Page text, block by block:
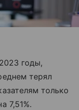
годы,
терял
только
7,51%.